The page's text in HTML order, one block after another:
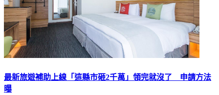
最新旅遊補助上線「這縣市砸2千萬」領完就沒了 申請方法
曝